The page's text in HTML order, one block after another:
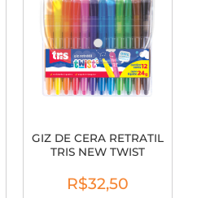
GIZ DE CERA RETRATIL
TRIS NEW TWIST
R$32,50